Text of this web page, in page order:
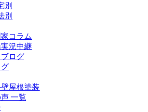
別
別
コラム
況中継
ログ
屋根塗装
一覧